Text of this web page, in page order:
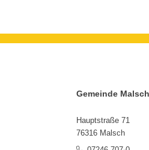
Gemeinde Malsch
Hauptstraße 71
76316 Malsch